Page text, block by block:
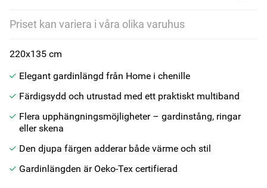
Priset kan variera i våra olika varuhus
220x135 cm
Elegant gardinlängd från Home i chenille
Färdigsydd och utrustad med ett praktiskt multiband
Flera upphängningsmöjligheter – gardinstång, ringar
eller skena
Den djupa färgen adderar både värme och stil
Gardinlängden är Oeko-Tex certifierad